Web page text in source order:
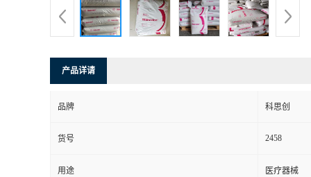
产品详请
品牌 科思创
货号 2458
用途 医疗器械